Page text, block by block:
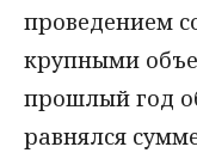
проведением
крупными
прошлый год
равнялся